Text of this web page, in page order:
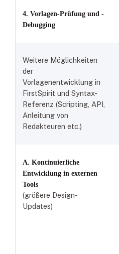
4.Vorlagen-Prüfung und -
Debugging
Weitere Möglichkeiten
der
Vorlagenentwicklung in
FirstSpirit und Syntax-
Referenz (Scripting, API,
Anleitung von
Redakteuren etc.)
A. Kontinuierliche
Entwicklung in externen
Tools
(größere Design-
Updates)